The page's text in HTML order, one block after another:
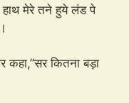
मेरे तने हुये लंड पे
कितना बड़ा